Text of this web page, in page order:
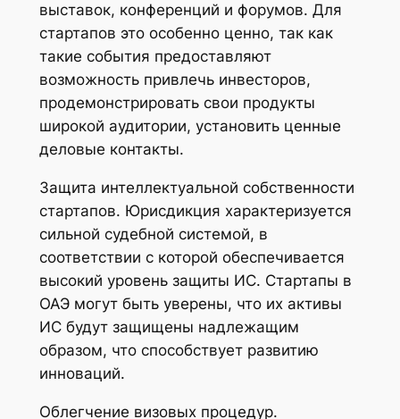
выставок, конференций и форумов. Для
стартапов это особенно ценно, так как
такие события предоставляют
возможность привлечь инвесторов,
продемонстрировать свои продукты
широкой аудитории, установить ценные
деловые контакты.
Защита интеллектуальной собственности
стартапов. Юрисдикция характеризуется
сильной судебной системой, в
соответствии с которой обеспечивается
высокий уровень защиты ИС. Стартапы в
ОАЭ могут быть уверены, что их активы
ИС будут защищены надлежащим
образом, что способствует развитию
инноваций.
Облегчение визовых процедур.